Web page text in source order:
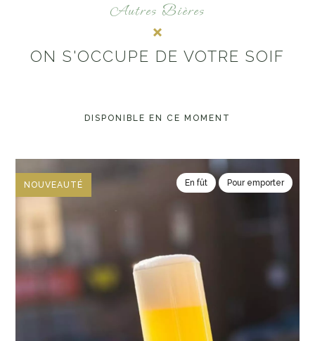
Autres Bières
ON S'OCCUPE DE VOTRE SOIF
DISPONIBLE EN CE MOMENT
NOUVEAUTÉ En fût Pour emporter